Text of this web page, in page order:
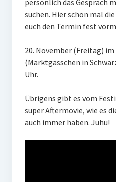
Gedenkorte im Erzgebirge
Stains in the Sun
Stolpersteine
Sport
persönlich das Gespräch
suchen. Hier schon mal
euch den Termin fest
20. November (Freitag) im
(Marktgässchen in
Uhr.
Übrigens gibt es vom
super Aftermovie, wie es
auch immer haben. Juhu!